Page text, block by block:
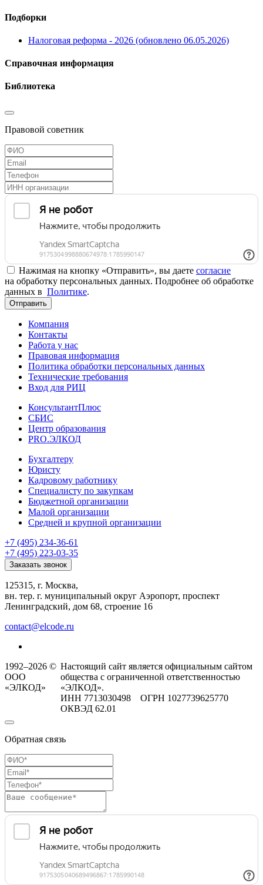
Подборки
Налоговая реформа - 2026 (обновлено 06.05.2026)
Справочная информация
Библиотека
Правовой советник
Нажимая на кнопку «Отправить», вы даете согласие
на обработку персональных данных. Подробнее об обработке
данных в Политике.
Отправить
Компания
Контакты
Работа у нас
Правовая информация
Политика обработки персональных данных
Технические требования
Вход для РИЦ
КонсультантПлюс
СБИС
Центр образования
PRO.ЭЛКОД
Бухгалтеру
Юристу
Кадровому работнику
Специалисту по закупкам
Бюджетной организации
Малой организации
Средней и крупной организации
+7 (495) 234-36-61
+7 (495) 223-03-35
Заказать звонок
125315, г. Москва,
вн. тер. г. муниципальный округ Аэропорт, проспект
Ленинградский, дом 68, строение 16
contact@elcode.ru
1992–2026 ©
ООО
«ЭЛКОД»
Настоящий сайт является официальным сайтом
общества с ограниченной ответственностью
«ЭЛКОД».
ИНН 7713030498 ОГРН 1027739625770
ОКВЭД 62.01
Обратная связь